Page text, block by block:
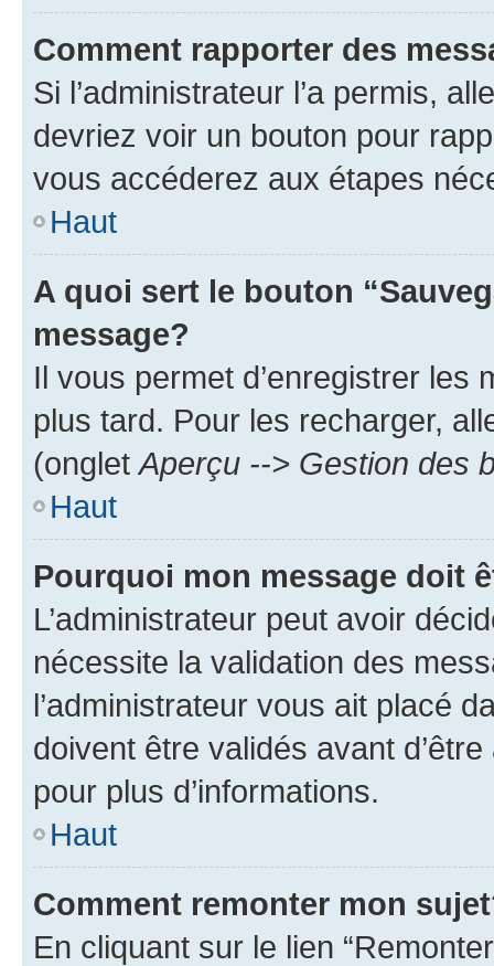
Comment rapporter des
Si l’administrateur l’a permis,
devriez voir un bouton pour
vous accéderez aux étapes
Haut
A quoi sert le bouton
message?
Il vous permet d’enregistrer
plus tard. Pour les recharger,
(onglet Aperçu --> Gestion des
Haut
Pourquoi mon message doit
L’administrateur peut avoir
nécessite la validation des
l’administrateur vous ait placé
doivent être validés avant
pour plus d’informations.
Haut
Comment remonter mon
En cliquant sur le lien